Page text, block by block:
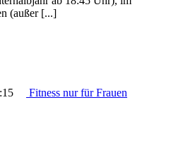
(außer [...]
Fitness nur für Frauen